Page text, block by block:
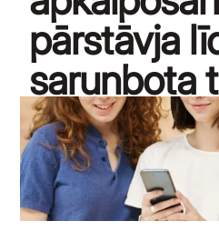
pārstāvja
sarunbota
11 Jūlijs, 2020